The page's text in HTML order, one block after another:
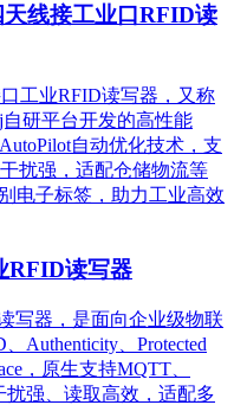
线接工业口RFID读
工业RFID读写器，又称
自研平台开发的高性能
自动优化技术，支
扰强，适配仓储物流等
电子标签，助力工业高效
RFID读写器
写器，是面向企业级物联
Authenticity、Protected
，原生支持MQTT、
扰强、读取高效，适配多